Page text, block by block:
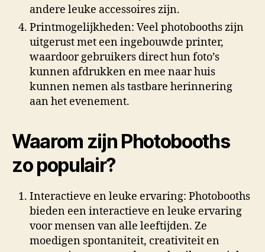
andere leuke accessoires zijn.
Printmogelijkheden: Veel photobooths zijn
uitgerust met een ingebouwde printer,
waardoor gebruikers direct hun foto’s
kunnen afdrukken en mee naar huis
kunnen nemen als tastbare herinnering
aan het evenement.
Waarom zijn Photobooths
zo populair?
Interactieve en leuke ervaring: Photobooths
bieden een interactieve en leuke ervaring
voor mensen van alle leeftijden. Ze
moedigen spontaniteit, creativiteit en